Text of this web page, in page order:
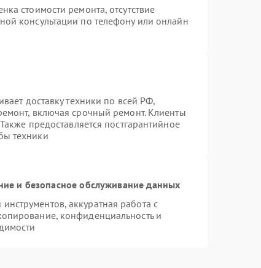
стоимости ремонта, отсутствие
консультации по телефону или онлайн
доставку техники по всей РФ,
включая срочный ремонт. Клиенты
предоставляется постгарантийное
техники
и безопасное обслуживание данных
аккуратная работа с
конфиденциальность и